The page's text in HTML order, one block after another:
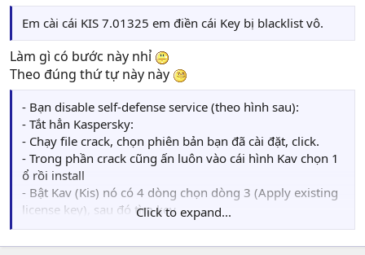
Em cài cái KIS 7.01325 em điền cái Key bị blacklist vô.
Làm gì có bước này nhỉ
Theo đúng thứ tự này này
- Bạn disable self-defense service (theo hình sau):
- Tắt hẳn Kaspersky:
- Chạy file crack, chọn phiên bản bạn đã cài đặt, click.
- Trong phần crack cũng ấn luôn vào cái hình Kav chọn 1
ổ rồi install
- Bật Kav (Kis) nó có 4 dòng chọn dòng 3 (Apply existing
license key), sau đó tìm key
- Bạn còn nhớ lúc mình install trong cái crack chứ tìm vào
ổ đó sẽ thấy 1 foder lạ xuất hiện tên Key [Kaspersky
Click to expand...